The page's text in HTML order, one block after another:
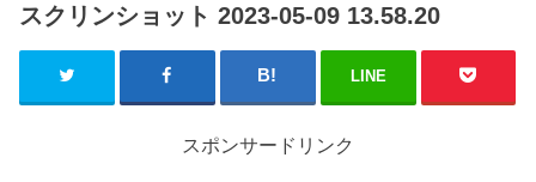
スクリンショット 2023-05-09 13.58.20
LINE
スポンサードリンク